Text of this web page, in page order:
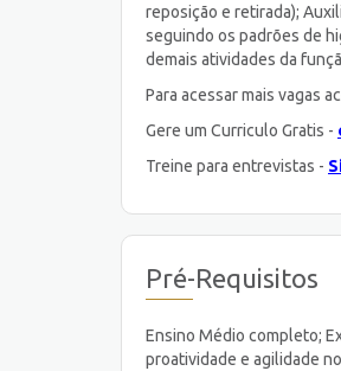
reposição e retirada);
seguindo os padrões de
demais atividades da
Para acessar mais vagas
Gere um Curriculo Gratis -
Treine para entrevistas -
Pré-Requisitos
Ensino Médio completo;
proatividade e agilidade